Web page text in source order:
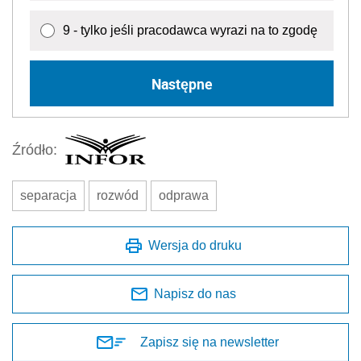
9 - tylko jeśli pracodawca wyrazi na to zgodę
Następne
Źródło:
separacja rozwód odprawa
Wersja do druku
Napisz do nas
Zapisz się na newsletter